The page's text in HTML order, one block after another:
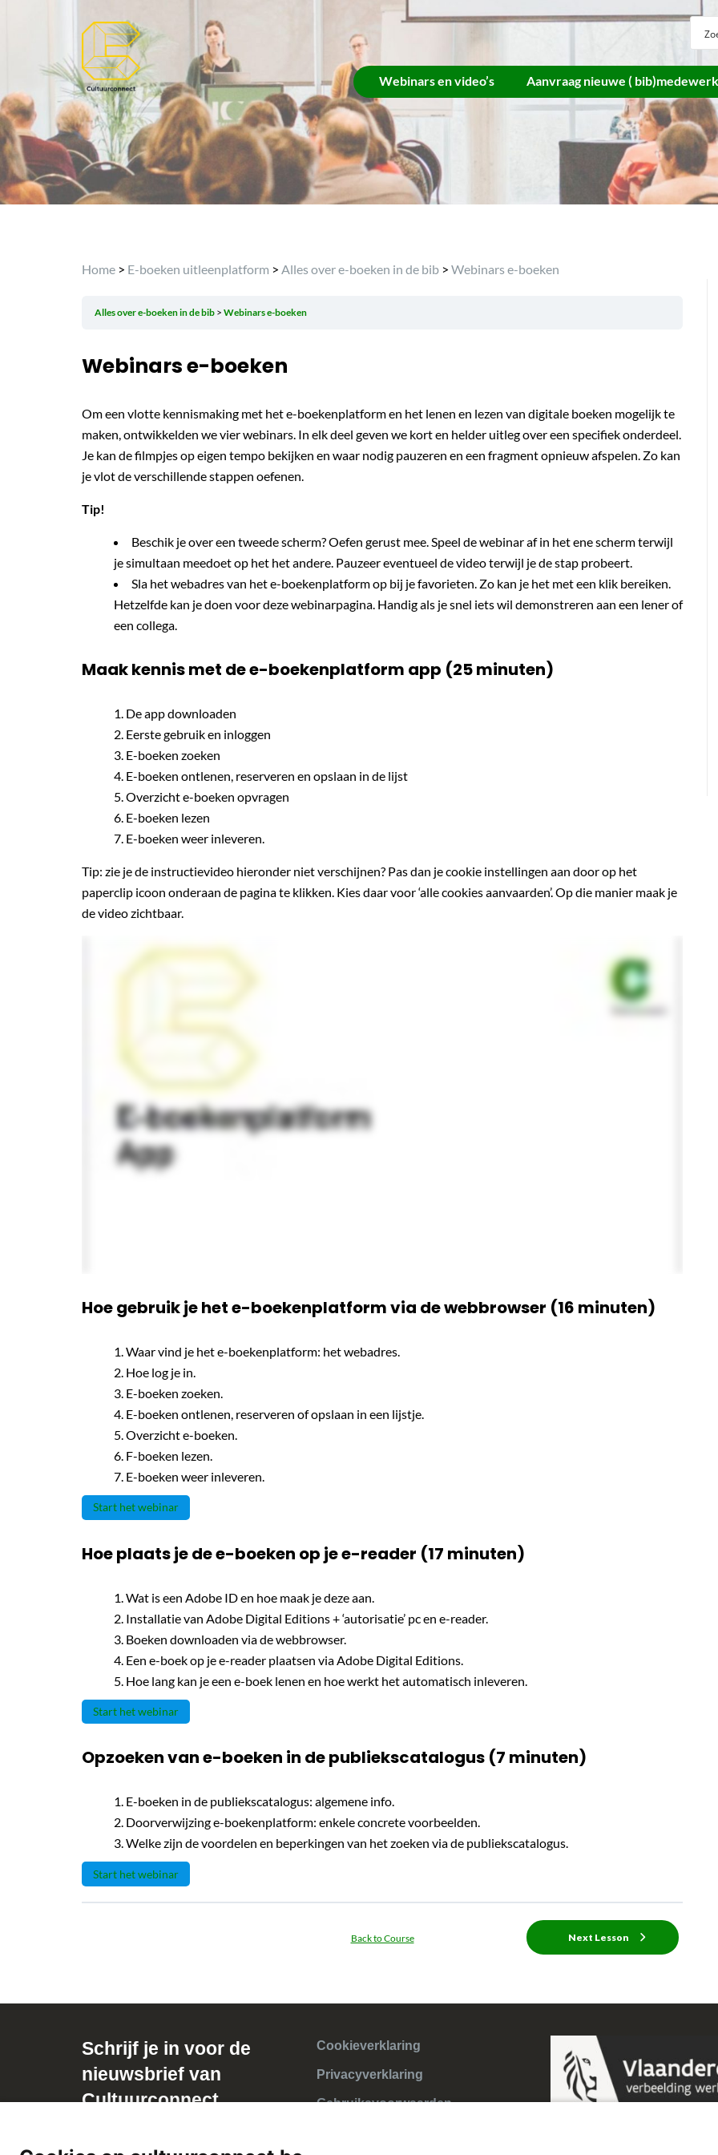
Webinars en video’s Aanvraag nieuwe (
Home > E-boeken uitleenplatform > Alles over e-boeken in de bib > Webinars e-boeken
Alles over e-boeken in de bib Webinars e-boeken
Webinars e-boeken
Om een vlotte kennismaking met het e-boekenplatform en het lenen en lezen van digitale boeken mogelijk te
maken, ontwikkelden we vier webinars. In elk deel geven we kort en helder uitleg over een specifiek onderdeel.
Je kan de filmpjes op eigen tempo bekijken en waar nodig pauzeren en een fragment opnieuw afspelen. Zo kan
je vlot de verschillende stappen oefenen.
Tip!
Beschik je over een tweede scherm? Oefen gerust mee. Speel de webinar af in het ene scherm terwijl
je simultaan meedoet op het het andere. Pauzeer eventueel de video terwijl je de stap probeert.
Sla het webadres van het e-boekenplatform op bij je favorieten. Zo kan je het met een klik bereiken.
Hetzelfde kan je doen voor deze webinarpagina. Handig als je snel iets wil demonstreren aan een lener of
een collega.
Maak kennis met de e-boekenplatform app (25 minuten)
De app downloaden
Eerste gebruik en inloggen
E-boeken zoeken
E-boeken ontlenen, reserveren en opslaan in de lijst
Overzicht e-boeken opvragen
E-boeken lezen
E-boeken weer inleveren.
Tip: zie je de instructievideo hieronder niet verschijnen? Pas dan je cookie instellingen aan door op het
paperclip icoon onderaan de pagina te klikken. Kies daar voor ‘alle cookies aanvaarden’. Op die manier maak je
de video zichtbaar.
Hoe gebruik je het e-boekenplatform via de webbrowser (16 minuten)
Waar vind je het e-boekenplatform: het webadres.
Hoe log je in.
E-boeken zoeken.
E-boeken ontlenen, reserveren of opslaan in een lijstje.
Overzicht e-boeken.
F-boeken lezen.
E-boeken weer inleveren.
Start het webinar
Hoe plaats je de e-boeken op je e-reader (17 minuten)
Wat is een Adobe ID en hoe maak je deze aan.
Installatie van Adobe Digital Editions + ‘autorisatie’ pc en e-reader.
Boeken downloaden via de webbrowser.
Een e-boek op je e-reader plaatsen via Adobe Digital Editions.
Hoe lang kan je een e-boek lenen en hoe werkt het automatisch inleveren.
Start het webinar
Opzoeken van e-boeken in de publiekscatalogus (7 minuten)
E-boeken in de publiekscatalogus: algemene info.
Doorverwijzing e-boekenplatform: enkele concrete voorbeelden.
Welke zijn de voordelen en beperkingen van het zoeken via de publiekscatalogus.
Start het webinar
Back to Course Next Lesson
Schrijf je in voor de
nieuwsbrief van
Cultuurconnect
Cookieverklaring
Privacyverklaring
Gebruiksvoorwaarden